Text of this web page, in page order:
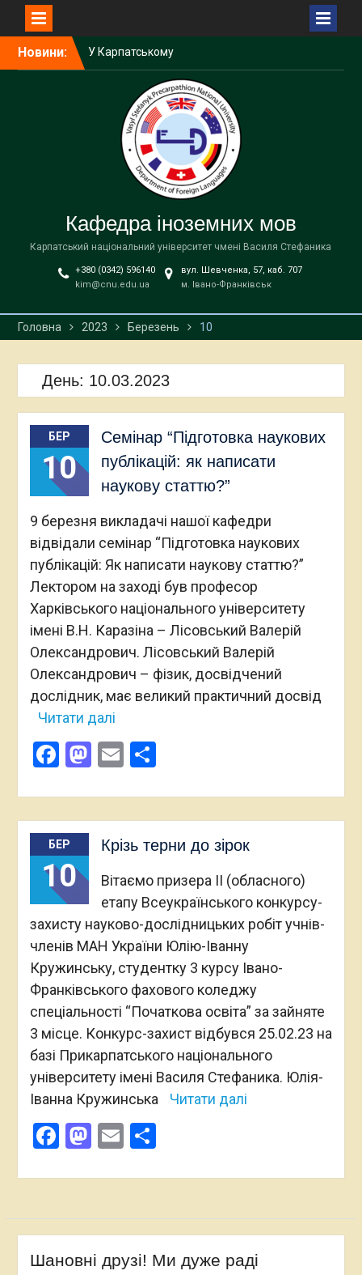
Новини:
У Карпатському
зустріч з учасниками
«Залізної зміни»
Вступна кампанія 2026:
Старт прийому заявок та
важливі дати
Лекція професора
Варшавського
Надзвичайного і
Повноважного Посла
Генрика Літвіна
Кафедра іноземних мов
Карпатський національний університет чмені Василя Стефаника
+380 (0342) 596140
kim@cnu.edu.ua
вул. Шевченка, 57, каб. 707
м. Івано-Франківськ
Головна 2023 Березень 10
День: 10.03.2023
БЕР
10
Семінар “Підготовка наукових
публікацій: як написати
наукову статтю?”
9 березня викладачі нашої кафедри
відвідали семінар “Підготовка наукових
публікацій: Як написати наукову статтю?”
Лектором на заході був професор
Харківського національного університету
імені В.Н. Каразіна – Лісовський Валерій
Олександрович. Лісовський Валерій
Олександрович – фізик, досвідчений
дослідник, має великий практичний досвід
Читати далі
Facebook
Mastodon
EmailПоділитися
БЕР
10
Крізь терни до зірок
Вітаємо призера II (обласного)
етапу Всеукраїнського конкурсу-
захисту науково-дослідницьких робіт учнів-
членів МАН України Юлію-Іванну
Кружинську, студентку 3 курсу Івано-
Франківського фахового коледжу
спеціальності “Початкова освіта” за зайняте
3 місце. Конкурс-захист відбувся 25.02.23 на
базі Прикарпатського національного
університету імені Василя Стефаника. Юлія-
Іванна Кружинська
Читати далі
Facebook
Mastodon
EmailПоділитися
Шановні друзі! Ми дуже раді